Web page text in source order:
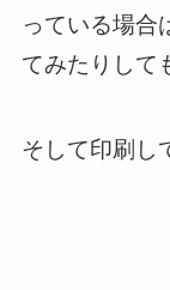
っている場合
てみたりして
そして印刷し